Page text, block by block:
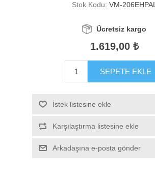
Stok Kodu: VM-206EHPAL
Ücretsiz kargo
1.619,00 ₺
SEPETE EKLE
İstek listesine ekle
Karşılaştırma listesine ekle
Arkadaşına e-posta gönder